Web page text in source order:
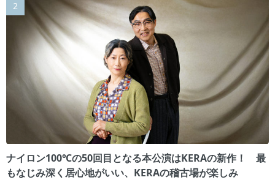
ナイロン100℃の50回目となる本公演はKERAの新作！ 最
もなじみ深く居心地がいい、KERAの稽古場が楽しみ